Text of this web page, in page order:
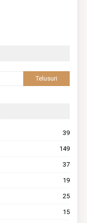
39
149
37
19
25
15